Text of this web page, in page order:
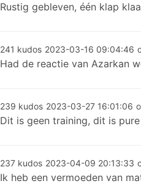
Rustig gebleven, één klap
241 kudos 2023-03-16 09:04:46
Had de reactie van Azarkan
239 kudos 2023-03-27 16:01:06
Dit is geen training, dit is
237 kudos 2023-04-09 20:13:33
Ik heb een vermoeden van